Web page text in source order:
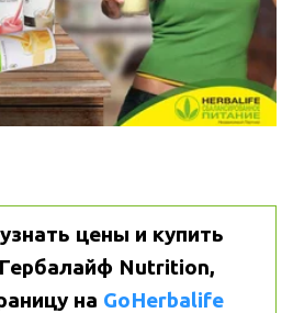
цены и купить
Nutrition,
на GoHerbalife